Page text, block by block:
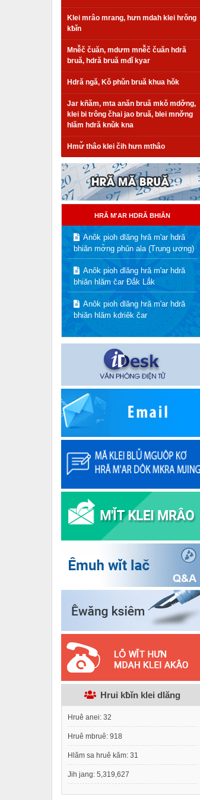
Klei mrâo mrang, hưn mdah klei hrǒng
kƀǐn
Mnê̌č čuăn, mdưm mnê̌č čuăn hdră
bruă, hdră bruă mđǐ kyar
Hdră ngă, Kǒ phǔn bruă khua hǒk
Jar kñăm, mta anăn bruă mkǒ mdơ̌ng,
klei bi trông čhai jao bruă, blei mnơ̌ng
hlăm hdră knǔk kna
Hmư̌ thâo klei čih hưn mthâo
HRĂ M'AR HDRĂ BHIĂN
Anôk pioh dlăng hră m'ar hdră
bhiăn mơ̌ng phǔn ala (Trung ương)
Anôk pioh dlăng hră m'ar hdră
bhiăn hlăm čar Đắk Lắk
Anôk pioh dlăng hră m'ar hdră
bhiăn hlăm kdriêk čar
Hrui kƀǐn klei dlăng
Hruê anei: 32
Hruê mbruê: 918
Hlăm sa hruê kăm: 31
Jih jang: 5,319,627